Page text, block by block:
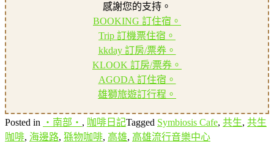
感謝您的支持。
BOOKING 訂住宿。
Trip 訂機票住宿。
kkday 訂房/票券。
KLOOK 訂房/票券。
AGODA 訂住宿。
雄獅旅遊訂行程。
Posted in ‧南部‧ , 咖啡日記Tagged Symbiosis Cafe, 共生, 共生
咖啡, 海邊路, 猻物咖啡, 高雄, 高雄流行音樂中心